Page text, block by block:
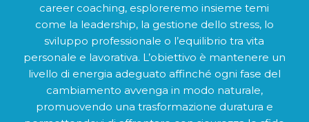
career coaching, esploreremo insieme temi
come la leadership, la gestione dello stress, lo
sviluppo professionale o l’equilibrio tra vita
personale e lavorativa. L’obiettivo è mantenere un
livello di energia adeguato affinché ogni fase del
cambiamento avvenga in modo naturale,
promuovendo una trasformazione duratura e